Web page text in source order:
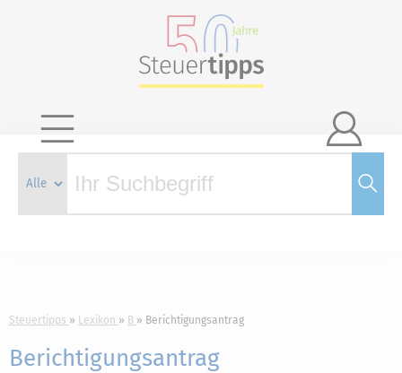

Steuertipps Lexikon B Berichtigungsantrag
Berichtigungsantrag